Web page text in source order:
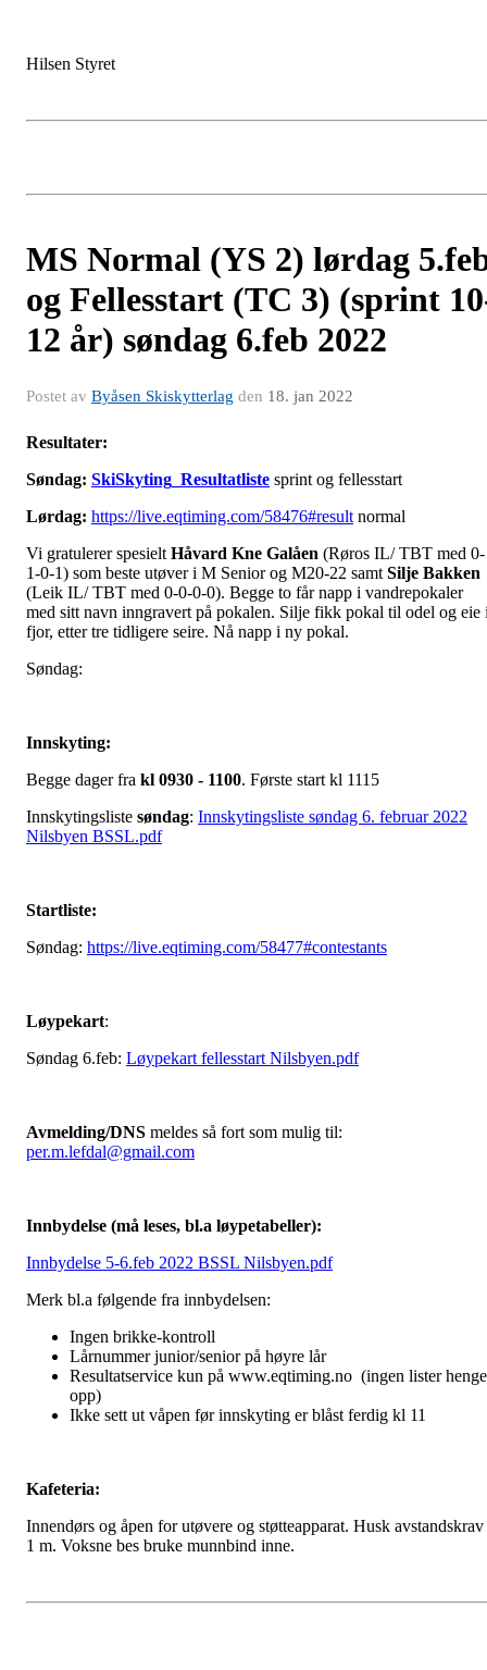
Hilsen Styret
MS Normal (YS 2) lørdag
og Fellesstart (TC 3) (sprint
12 år) søndag 6.feb 2022
Postet av Byåsen Skiskytterlag den 18. jan 2022
Resultater:
Søndag: SkiSkyting_Resultatliste sprint og fellesstart
Lørdag: https://live.eqtiming.com/58476#result normal
Vi gratulerer spesielt Håvard Kne Galåen (Røros IL/ TBT med 0-
1-0-1) som beste utøver i M Senior og M20-22 samt Silje Bakken
(Leik IL/ TBT med 0-0-0-0). Begge to får napp i vandrepokaler
med sitt navn inngravert på pokalen. Silje fikk pokal til odel og eie
fjor, etter tre tidligere seire. Nå napp i ny pokal.
Søndag:
Innskyting:
Begge dager fra kl 0930 - 1100. Første start kl 1115
Innskytingsliste søndag: Innskytingsliste søndag 6. februar 2022
Nilsbyen BSSL.pdf
Startliste:
Søndag: https://live.eqtiming.com/58477#contestants
Løypekart:
Søndag 6.feb: Løypekart fellesstart Nilsbyen.pdf
Avmelding/DNS meldes så fort som mulig til:
per.m.lefdal@gmail.com
Innbydelse (må leses, bl.a løypetabeller):
Innbydelse 5-6.feb 2022 BSSL Nilsbyen.pdf
Merk bl.a følgende fra innbydelsen:
Ingen brikke-kontroll
Lårnummer junior/senior på høyre lår
Resultatservice kun på www.eqtiming.no (ingen lister
opp)
Ikke sett ut våpen før innskyting er blåst ferdig kl 11
Kafeteria:
Innendørs og åpen for utøvere og støtteapparat. Husk avstandskrav
1 m. Voksne bes bruke munnbind inne.